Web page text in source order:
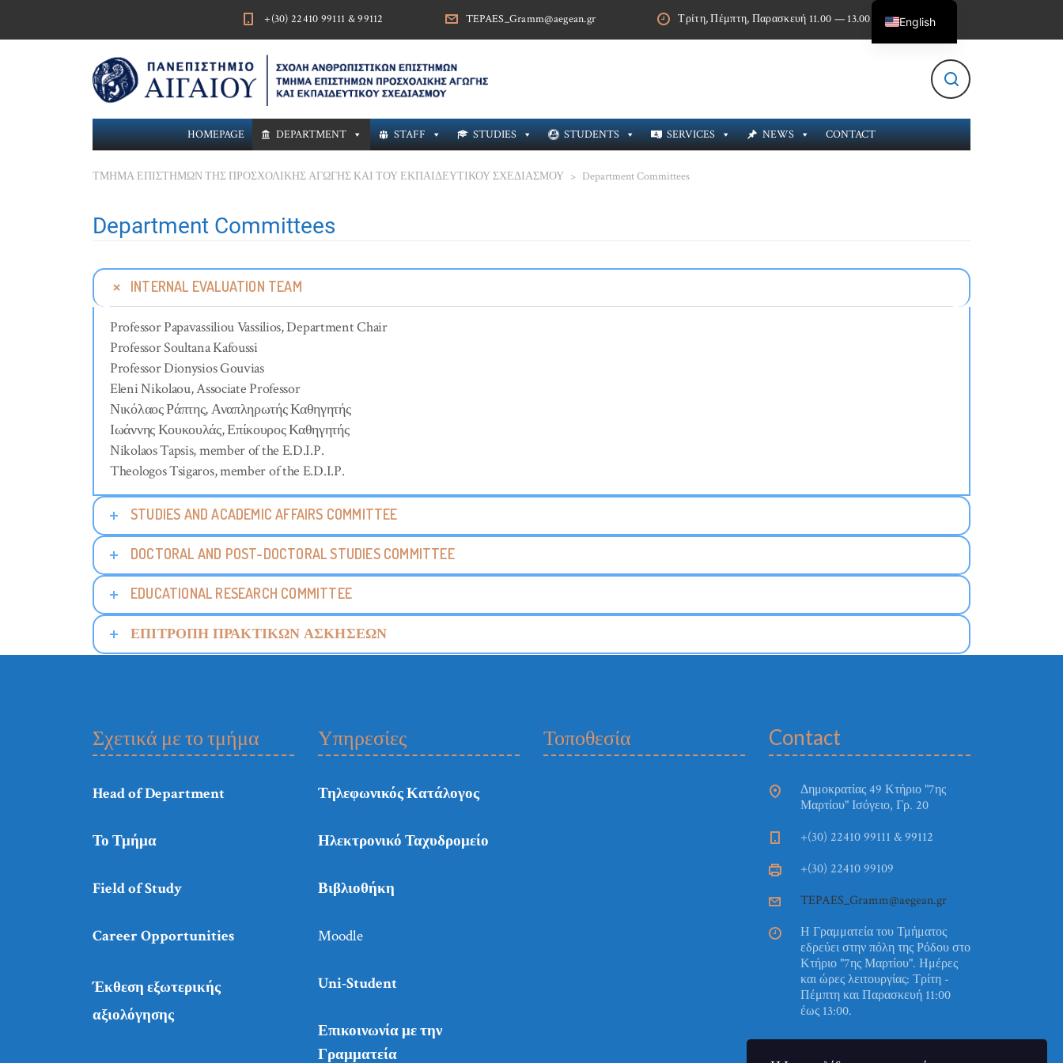
+(30) 22410 99111 & 99112 TEPAES_Gramm@aegean.gr Τρίτη, Πέμπτη, Παρασκευή 11.00 — 13.00
HOMEPAGE DEPARTMENT STAFF STUDIES STUDENTS SERVICES NEWS CONTACT
ΤΜΗΜΑ ΕΠΙΣΤΗΜΩΝ ΤΗΣ ΠΡΟΣΧΟΛΙΚΗΣ ΑΓΩΓΗΣ ΚΑΙ ΤΟΥ ΕΚΠΑΙΔΕΥΤΙΚΟΥ ΣΧΕΔΙΑΣΜΟΥ > Department Committees
Department Committees
INTERNAL EVALUATION TEAM
Professor Papavassiliou Vassilios, Department Chair
Professor Soultana Kafoussi
Professor Dionysios Gouvias
Eleni Nikolaou, Associate Professor
Νικόλαος Ράπτης, Αναπληρωτής Καθηγητής
Ιωάννης Κουκουλάς, Επίκουρος Καθηγητής
Nikolaos Tapsis, member of the E.D.I.P.
Theologos Tsigaros, member of the E.D.I.P.
STUDIES AND ACADEMIC AFFAIRS COMMITTEE
DOCTORAL AND POST-DOCTORAL STUDIES COMMITTEE
EDUCATIONAL RESEARCH COMMITTEE
ΕΠΙΤΡΟΠΗ ΠΡΑΚΤΙΚΩΝ ΑΣΚΗΣΕΩΝ
Σχετικά με το τμήμα
Head of Department
Το Τμήμα
Field of Study
Career Opportunities
Έκθεση εξωτερικής
αξιολόγησης
Υπηρεσίες
Τηλεφωνικός Κατάλογος
Ηλεκτρονικό Ταχυδρομείο
Βιβλιοθήκη
Moodle
Uni-Student
Επικοινωνία με την
Γραμματεία
Τοποθεσία Contact
Δημοκρατίας 49 Κτήριο "7ης
Μαρτίου" Ισόγειο, Γρ. 20
+(30) 22410 99111 & 99112
+(30) 22410 99109
TEPAES_Gramm@aegean.gr
Η Γραμματεία του Τμήματος
εδρεύει στην πόλη της Ρόδου στο
Κτήριο "7ης Μαρτίου". Ημέρες
και ώρες λειτουργίας: Τρίτη -
Πέμπτη και Παρασκευή 11:00
έως 13:00.
English
Greek